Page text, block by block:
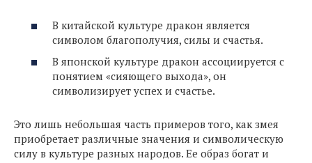
В китайской культуре дракон является
символом благополучия, силы и счастья.
В японской культуре дракон ассоциируется с
понятием «сияющего выхода», он
символизирует успех и счастье.
Это лишь небольшая часть примеров того, как змея
приобретает различные значения и символическую
силу в культуре разных народов. Ее образ богат и